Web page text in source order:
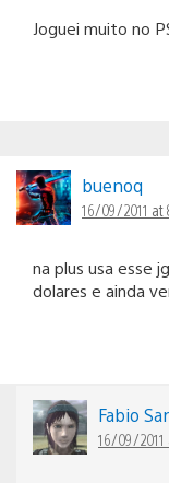
Joguei muito no
buenoq
16/09/2011 at
na plus usa esse
dolares e ainda
Fabio
16/09/2011